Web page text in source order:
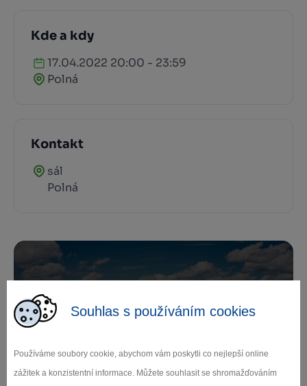
Souhlas s používáním cookies
Používáme soubory cookie, abychom vám poskytli co nejlepší online
zážitek a konzistentní informace. Můžete souhlasit se shromažďováním
Kde a kdy
17.04.2022 20:00 - 23:59
Polná
Kontakt
sál
Polná
Zamilujte si Vysočinu
o novinkách.